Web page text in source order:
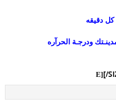
دقيقه
ودرجـة الحرآره
E][/